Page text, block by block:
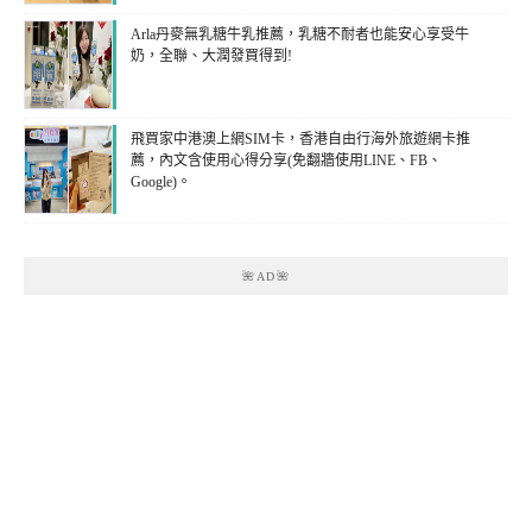
Arla丹麥無乳糖牛乳推薦，乳糖不耐者也能安心享受牛
奶，全聯、大潤發買得到!
飛買家中港澳上網SIM卡，香港自由行海外旅遊網卡推
薦，內文含使用心得分享(免翻牆使用LINE、FB、
Google)。
🌺AD🌺